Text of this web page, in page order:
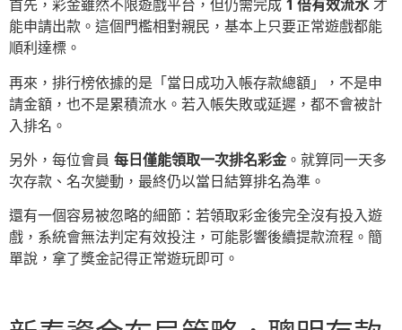
首先，彩金雖然不限遊戲平台，但仍需完成 1 倍有效流水才
能申請出款。這個門檻相對親民，基本上只要正常遊戲都能
順利達標。
再來，排行榜依據的是「當日成功入帳存款總額」，不是申
請金額，也不是累積流水。若入帳失敗或延遲，都不會被計
入排名。
另外，每位會員 每日僅能領取一次排名彩金 。就算同一天多
次存款、名次變動，最終仍以當日結算排名為準。
還有一個容易被忽略的細節：若領取彩金後完全沒有投入遊
戲，系統會無法判定有效投注，可能影響後續提款流程。簡
單說，拿了獎金記得正常遊玩即可。